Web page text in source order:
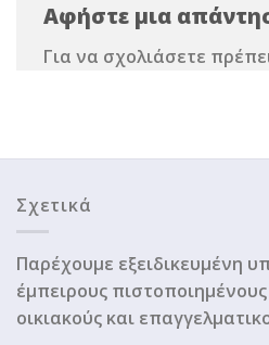
Αφήστε μια
Για να σχολιάσετε
Σχετικά
Παρέχουμε εξειδικευμένη
έμπειρους
οικιακούς και